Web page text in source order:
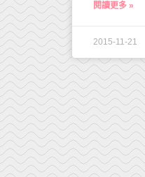
閱讀更多 »
2015-11-21